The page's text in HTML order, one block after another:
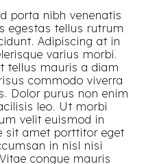
porta nibh venenatis
egestas tellus rutrum
Adipiscing at in
varius morbi.
tellus mauris a diam
commodo viverra
Dolor purus non enim
leo. Ut morbi
velit euismod in
sit amet porttitor eget
in nisl nisi
congue mauris